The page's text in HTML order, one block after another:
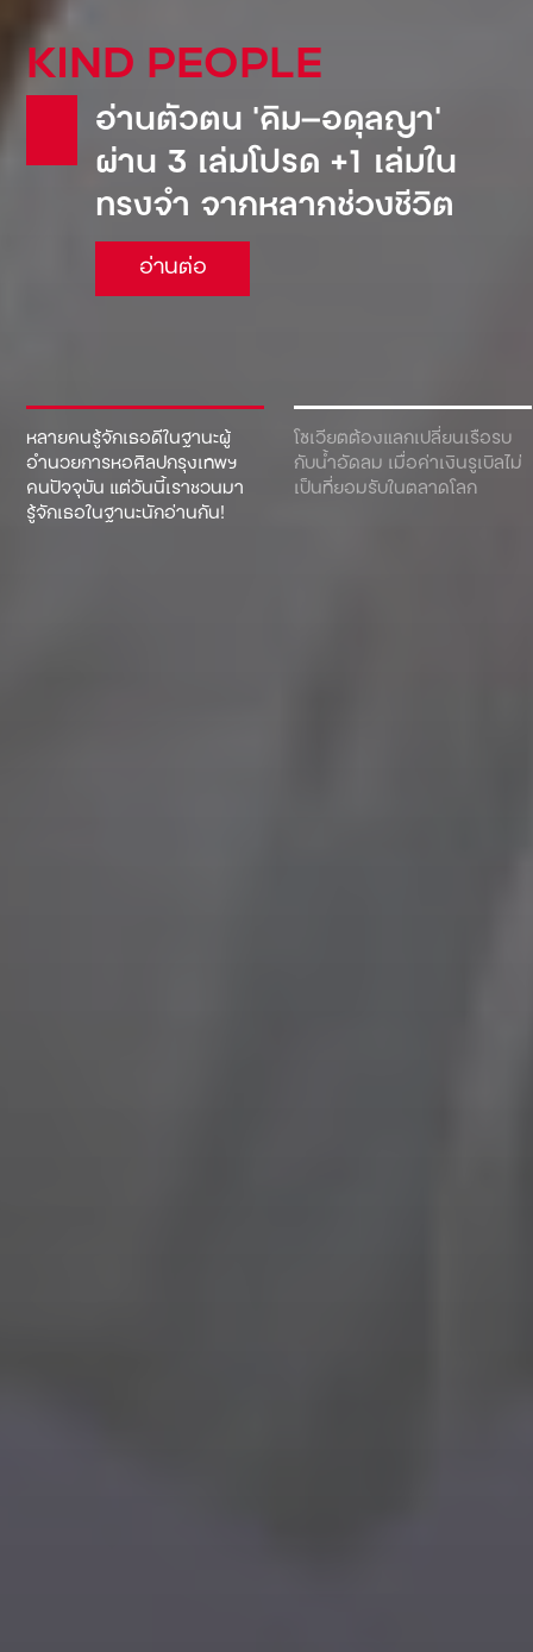
หลายคนรู้จักเธอดีในฐานะผู้
อำนวยการหอศิลปกรุงเทพฯ
คนปัจจุบัน แต่วันนี้เราชวนมา
รู้จักเธอในฐานะนักอ่านกัน!
โซเวียตต้องแลกเปลี่ยนเรือรบ
กับน้ำอัดลม เมื่อค่าเงินรูเบิลไม่
เป็นที่ยอมรับในตลาดโลก
KIND PEOPLE
อ่านตัวตน ‘คิม—อดุลญา’
ผ่าน 3 เล่มโปรด +1 เล่มใน
ทรงจำ จากหลากช่วงชีวิต
อ่านต่อ